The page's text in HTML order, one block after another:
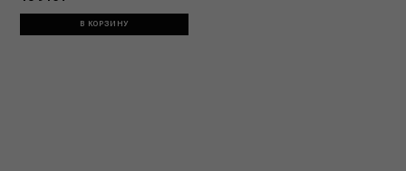
В КОРЗИНУ